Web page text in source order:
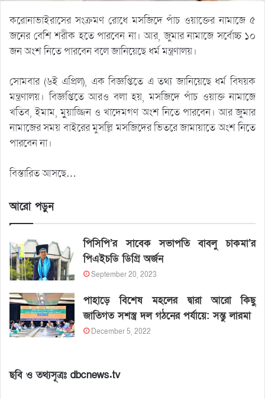
করোনাভাইরাসের সংক্রমণ রোধে মসজিদে পাঁচ ওয়াক্তের নামাজে ৫
জনের বেশি শরীক হতে পারবেন না। আর, জুমার নামাজে সর্বোচ্চ ১০
জন অংশ নিতে পারবেন বলে জানিয়েছে ধর্ম মন্ত্রণালয়।
সোমবার (৬ই এপ্রিল), এক বিজ্ঞপ্তিতে এ তথ্য জানিয়েছে ধর্ম বিষয়ক
মন্ত্রণালয়। বিজ্ঞপ্তিতে আরও বলা হয়, মসজিদে পাঁচ ওয়াক্ত নামাজে
খতিব, ইমাম, মুুয়াজ্জিন ও খাদেমগণ অংশ নিতে পারবেন। আর জুমার
নামাজের সময় বাইরের মুসল্লি মসজিদের ভিতরে জামায়াতে অংশ নিতে
পারবেন না।
বিস্তারিত আসছে…
আরো পড়ুন
পিসিপি’র সাবেক সভাপতি বাবলু চাকমা’র
পিএইচডি ডিগ্রি অর্জন
September 20, 2023
পাহাড়ে বিশেষ মহলের দ্বারা আরো কিছু
জাতিগত সশস্ত্র দল গঠনের পর্যায়ে: সন্তু লারমা
December 5, 2022
ছবি ও তথ্যসূত্রঃ dbcnews.tv